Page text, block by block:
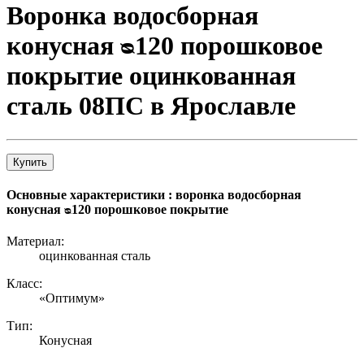
Воронка водосборная
конусная ᴓ120 порошковое
покрытие оцинкованная
сталь 08ПС в Ярославле
Купить
Основные характеристики : воронка водосборная
конусная ᴓ120 порошковое покрытие
Материал:
оцинкованная сталь
Класс:
«Оптимум»
Тип:
Конусная